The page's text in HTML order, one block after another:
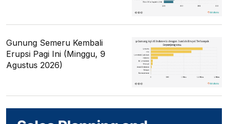
Gunung Semeru Kembali
Erupsi Pagi Ini (Minggu, 9
Agustus 2026)